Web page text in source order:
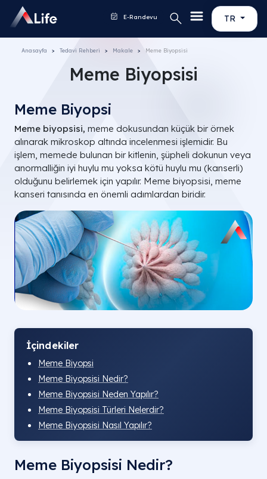
TR
E-Randevu
Anasayfa Tedavi Rehberi Makale Meme Biyopsisi
Meme Biyopsisi
Meme Biyopsi
Meme biyopsisi, meme dokusundan küçük bir örnek
alınarak mikroskop altında incelenmesi işlemidir. Bu
işlem, memede bulunan bir kitlenin, şüpheli dokunun veya
anormalliğin iyi huylu mu yoksa kötü huylu mu (kanserli)
olduğunu belirlemek için yapılır. Meme biyopsisi, meme
kanseri tanısında en önemli adımlardan biridir.
İçindekiler
Meme Biyopsi
Meme Biyopsisi Nedir?
Meme Biyopsisi Neden Yapılır?
Meme Biyopsisi Türleri Nelerdir?
Meme Biyopsisi Nasıl Yapılır?
Meme Biyopsisi Nedir?